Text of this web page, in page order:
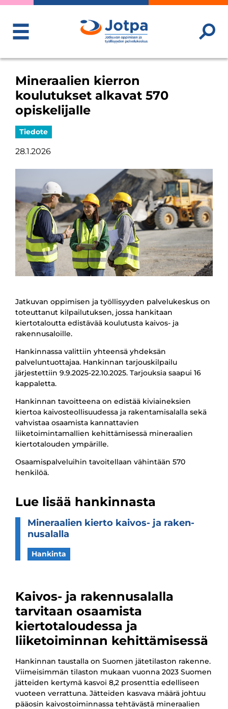
ToggleMenu
Mineraalien kierron
koulutukset alkavat 570
opiskelijalle
Tiedote
28.1.2026
Jatkuvan oppimisen ja työllisyyden palvelukeskus on
toteuttanut kilpailutuksen, jossa hankitaan
kiertotaloutta edistävää koulutusta kaivos- ja
rakennusaloille.
Hankinnassa valittiin yhteensä yhdeksän
palveluntuottajaa. Hankinnan tarjouskilpailu
järjestettiin 9.9.2025-22.10.2025. Tarjouksia saapui 16
kappaletta.
Hankinnan tavoitteena on edistää kiviaineksien
kiertoa kaivosteollisuudessa ja rakentamisalalla sekä
vahvistaa osaamista kannattavien
liiketoimintamallien kehittämisessä mineraalien
kiertotalouden ympärille.
Osaamispalveluihin tavoitellaan vähintään 570
henkilöä.
Lue lisää hankinnasta
Mine­raa­lien kierto kaivos-​​​ ja raken­
nusa­lalla
Hankinta
Kaivos- ja rakennusalalla
tarvitaan osaamista
kiertotaloudessa ja
liiketoiminnan kehittämisessä
Hankinnan taustalla on Suomen jätetilaston rakenne.
Viimeisimmän tilaston mukaan vuonna 2023 Suomen
jätteiden kertymä kasvoi 8,2 prosenttia edelliseen
vuoteen verrattuna. Jätteiden kasvava määrä johtuu
pääosin kaivostoiminnassa tehtävästä mineraalien